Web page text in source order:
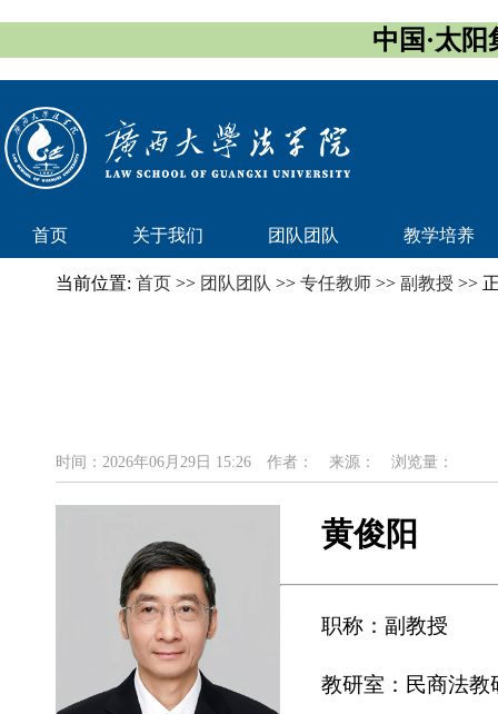
中国·太
首页 关于我们 团队团队 教学培养
当前位置: 首页 >> 团队团队 >> 专任教师 >> 副教授 >>
时间：2026年06月29日 15:26 作者： 来源： 浏览量：
黄俊阳
职称：副教授
教研室：民商法教